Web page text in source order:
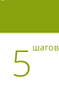
5 шагов